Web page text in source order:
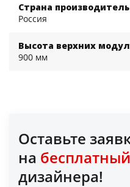
Страна производитель
Россия
Высота верхних
900 мм
Оставьте
на бесплатный
дизайнера!